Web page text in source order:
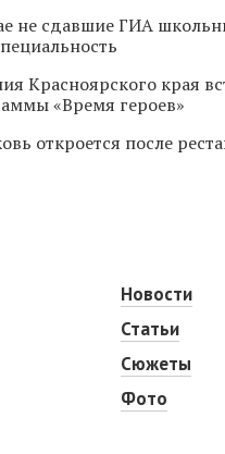
не сдавшие ГИА
Красноярского края
«Время героев»
откроется после
Новости
Статьи
Сюжеты
Фото